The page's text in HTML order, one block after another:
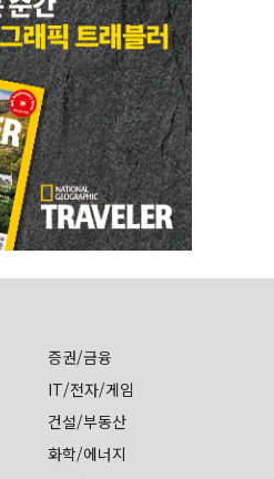
증권/금융
IT/전자/게임
건설/부동산
화학/에너지